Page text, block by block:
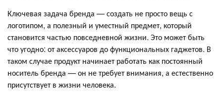
Ключевая задача бренда — создать не просто вещь с
логотипом, а полезный и уместный предмет, который
становится частью повседневной жизни. Это может быть
что угодно: от аксессуаров до функциональных гаджетов. В
таком случае продукт начинает работать как постоянный
носитель бренда — он не требует внимания, а естественно
присутствует в жизни человека.